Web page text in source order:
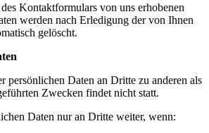
Kontaktformulars von uns erhobenen
werden nach Erledigung der von Ihnen
gelöscht.
persönlichen Daten an Dritte zu anderen als
Zwecken findet nicht statt.
Daten nur an Dritte weiter, wenn: